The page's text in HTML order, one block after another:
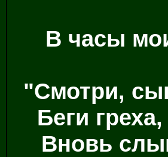
В часы
"Смотри,
Беги
Вновь